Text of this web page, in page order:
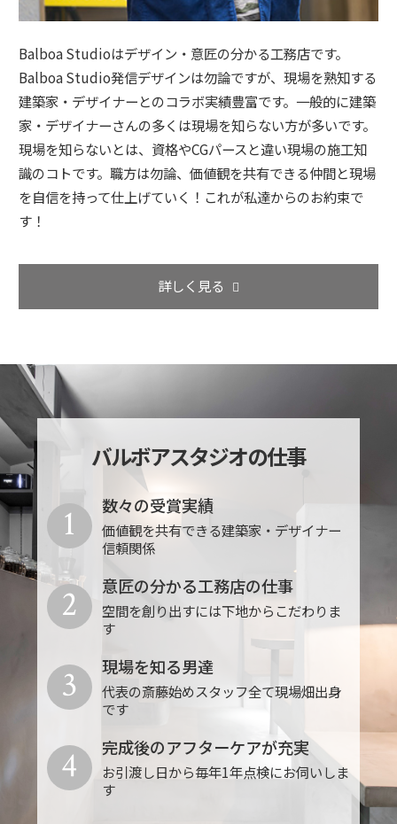
Balboa Studioはデザイン・意匠の分かる工務店です。
Balboa Studio発信デザインは勿論ですが、現場を熟知する
建築家・デザイナーとのコラボ実績豊富です。一般的に建築
家・デザイナーさんの多くは現場を知らない方が多いです。
現場を知らないとは、資格やCGパースと違い現場の施工知
識のコトです。職方は勿論、価値観を共有できる仲間と現場
を自信を持って仕上げていく！これが私達からのお約束で
す！
詳しく見る
バルボアスタジオの仕事
数々の受賞実績
価値観を共有できる建築家・デザイナー
信頼関係
1
意匠の分かる工務店の仕事
空間を創り出すには下地からこだわりま
す
2
現場を知る男達
代表の斎藤始めスタッフ全て現場畑出身
です
3
完成後のアフターケアが充実
お引渡し日から毎年1年点検にお伺いしま
す
4